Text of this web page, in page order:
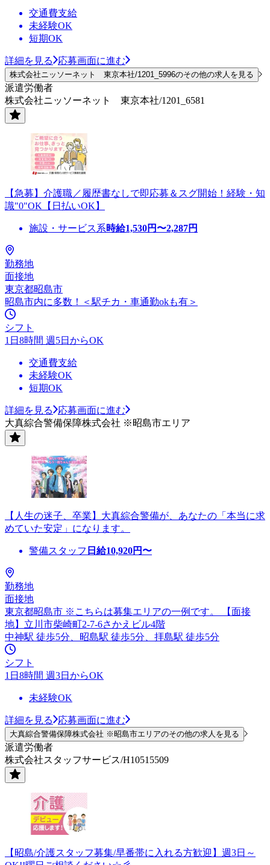
交通費支給
未経験OK
短期OK
詳細を見る 応募画面に進む
株式会社ニッソーネット 東京本社/1201_5996のその他の求人を見る
派遣労働者
株式会社ニッソーネット 東京本社/1201_6581
【急募】介護職／履歴書なしで即応募＆スグ開始！経験・知
識"0"OK【日払いOK】
施設・サービス系時給1,530円〜2,287円
勤務地
面接地
東京都昭島市
昭島市内に多数！＜駅チカ・車通勤okも有＞
シフト
1日8時間 週5日からOK
交通費支給
未経験OK
短期OK
詳細を見る
応募画面に進む
大真綜合警備保障株式会社 ※昭島市エリア
【人生の迷子、卒業】大真綜合警備が、あなたの「本当に求
めていた安定」になります。
警備スタッフ 日給10,920円〜
勤務地
面接地
東京都昭島市 ※こちらは募集エリアの一例です。 【面接
地】立川市柴崎町2-7-6さかえビル4階
中神駅 徒歩5分、昭島駅 徒歩5分、拝島駅 徒歩5分
シフト
1日8時間 週3日からOK
未経験OK
詳細を見る 応募画面に進む
大真綜合警備保障株式会社 ※昭島市エリアのその他の求人を見る
派遣労働者
株式会社スタッフサービス/H10515509
【昭島/介護スタッフ募集/早番帯に入れる方歓迎】週3日～